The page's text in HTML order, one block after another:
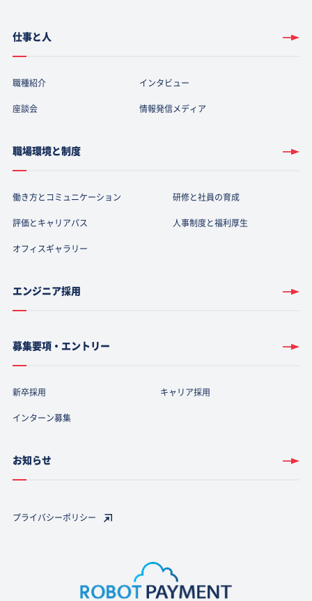
仕事と人
職種紹介 インタビュー
座談会 情報発信メディア
職場環境と制度
働き方とコミュニケーション 研修と社員の育成
評価とキャリアパス 人事制度と福利厚生
オフィスギャラリー
エンジニア採用
募集要項・エントリー
新卒採用 キャリア採用
インターン募集
お知らせ
プライバシーポリシー